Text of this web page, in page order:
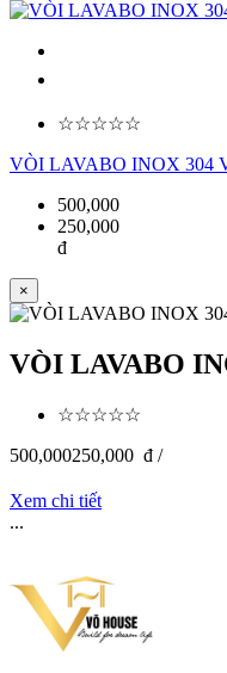
☆☆☆☆☆
VÒI LAVABO INOX 304
500,000
250,000
đ
×
VÒI LAVABO
☆☆☆☆☆
500,000250,000 đ /
Xem chi tiết
...